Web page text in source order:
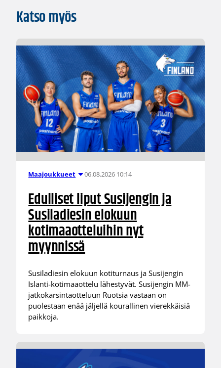
Katso myös
Maajoukkueet 06.08.2026 10:14
Edulliset liput Susijengin ja
Susiladiesin elokuun
kotimaaotteluihin nyt
myynnissä
Susiladiesin elokuun kotiturnaus ja Susijengin
Islanti-kotimaaottelu lähestyvät. Susijengin MM-
jatkokarsintaotteluun Ruotsia vastaan on
puolestaan enää jäljellä kourallinen vierekkäisiä
paikkoja.